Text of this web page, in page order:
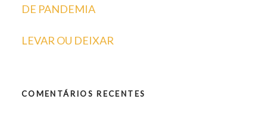
DE PANDEMIA
LEVAR OU DEIXAR
COMENTÁRIOS RECENTES